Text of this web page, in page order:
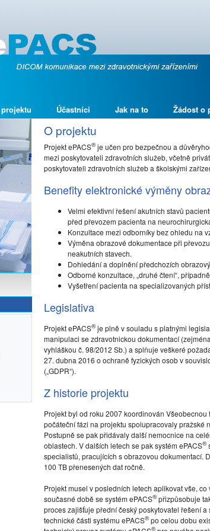
Účastníci Jak na to Žádost o
O projektu
Projekt ePACS®je učen pro bezpečnou a
mezi poskytovateli zdravotních služeb, včetně
poskytovateli zdravotních služeb a školskými
Benefity elektronické výměny
Velmi efektivní řešení akutních stavů
před převozem pacienta na
Konzultace mezi odborníky bez ohledu na
Výměna obrazové dokumentace při
neakutních stavech.
Dohledání a doplnění předchozích
Odborné konzultace, „druhé čtení“,
Vyšetření pacienta na specializovaných
Legislativa
Projekt ePACS®je plně v souladu s platnými
manipulaci se zdravotnickou dokumentací
vyhláškou č. 98/2012 Sb.) a splňuje veškeré
27. dubna 2016 o ochraně fyzických osob v
(„GDPR“).
Z historie projektu
Projekt byl od roku 2007 koordinován
počáteční fázi na projektu spolupracovaly pražské
Postupně se pak přidávaly další nemocnice na
oblastech. V dalších letech se pak systém ePACS®
specialistů, pracujících s obrazovou dokumentací.
100 TB přenesených dat ročně.
Projekt musel v posledních letech aplikovat vše,
současné době se systém ePACS®přizpůsobuje
proces zajišťuje přední český poskytovatel řešení
technické části systému ePACS®po celou dobu
®